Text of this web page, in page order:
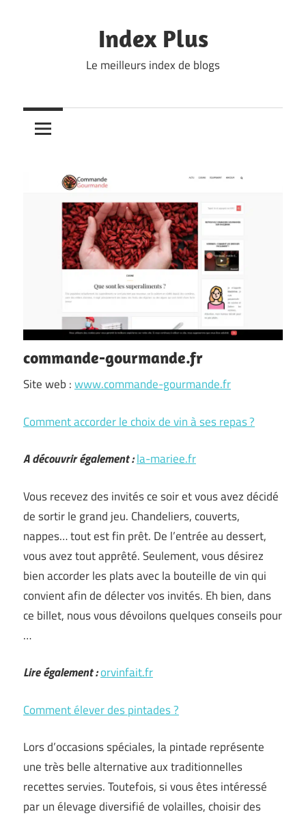
Index Plus
Le meilleurs index de blogs
commande-gourmande.fr
Site web :www.commande-gourmande.fr
Comment accorder le choix de vin à ses repas ?
A découvrir également :la-mariee.fr
Vous recevez des invités ce soir et vous avez décidé
de sortir le grand jeu. Chandeliers, couverts,
nappes… tout est fin prêt. De l’entrée au dessert,
vous avez tout apprêté. Seulement, vous désirez
bien accorder les plats avec la bouteille de vin qui
convient afin de délecter vos invités. Eh bien, dans
ce billet, nous vous dévoilons quelques conseils pour
…
Lire également :orvinfait.fr
Comment élever des pintades ?
Lors d’occasions spéciales, la pintade représente
une très belle alternative aux traditionnelles
recettes servies. Toutefois, si vous êtes intéressé
par un élevage diversifié de volailles, choisir des